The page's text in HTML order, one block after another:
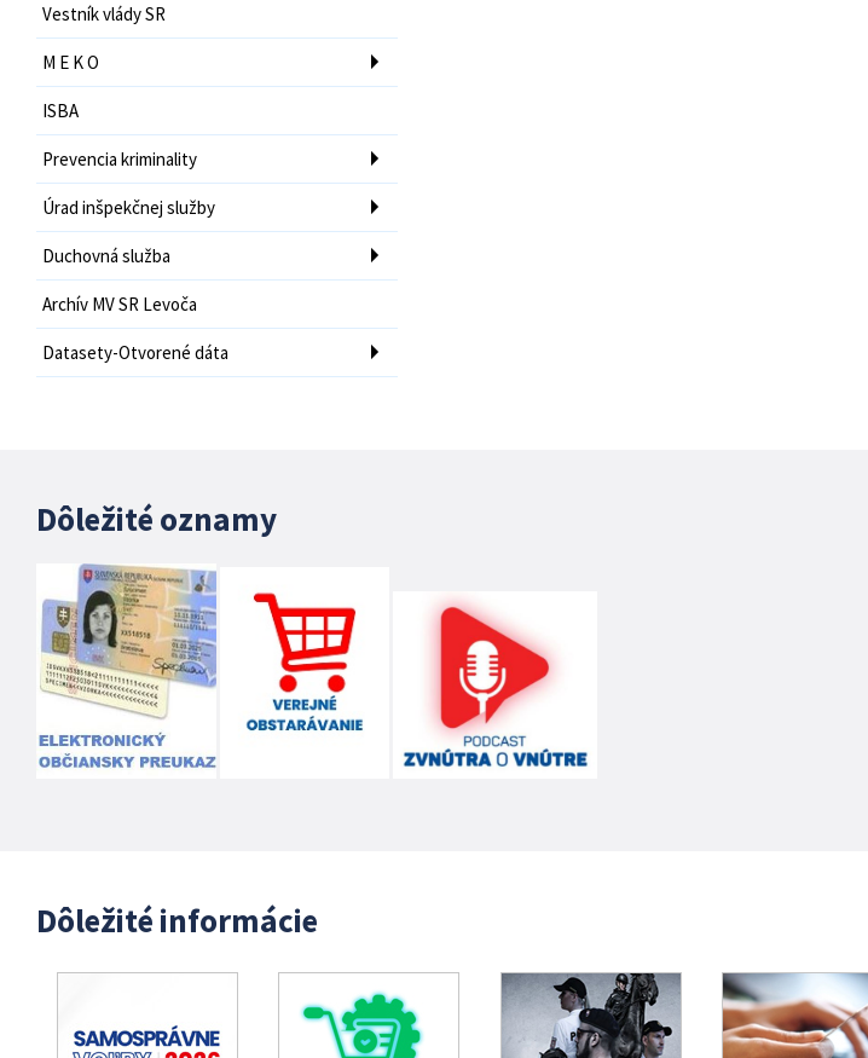
Vestník vlády SR
M E K O
ISBA
Prevencia kriminality
Úrad inšpekčnej služby
Duchovná služba
Archív MV SR Levoča
Datasety-Otvorené dáta
Dôležité oznamy
Dôležité informácie